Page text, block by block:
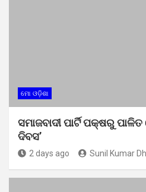
ମୋ ଓଡ଼ିଶା
ସମାଜବାଦୀ ପାର୍ଟି ପକ୍ଷରୁ
ଦିବସ’
2 days ago Sunil Kumar